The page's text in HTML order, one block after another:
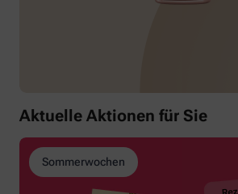
Aktuelle Aktionen für Sie
Sommerwochen